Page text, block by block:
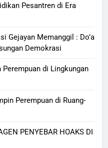
Pesantren di Era
Gejayan Memanggil : Do’a
Demokrasi
di Lingkungan
Perempuan di Ruang-
PENYEBAR HOAKS DI